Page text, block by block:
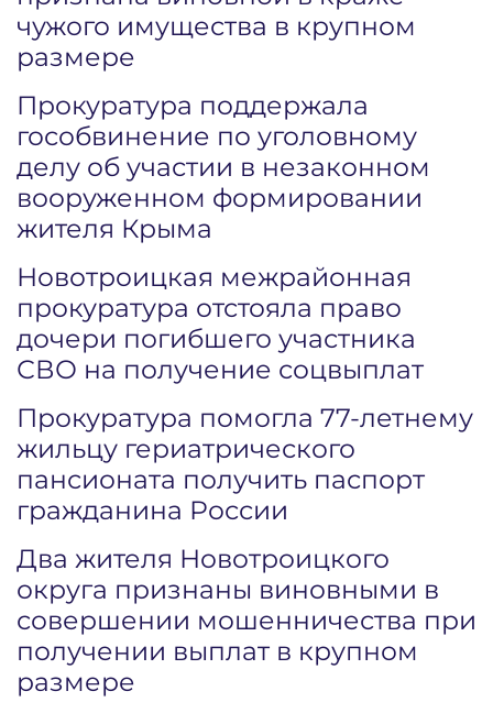
чужого имущества в крупном
размере
Прокуратура поддержала
гособвинение по уголовному
делу об участии в незаконном
вооруженном формировании
жителя Крыма
Новотроицкая межрайонная
прокуратура отстояла право
дочери погибшего участника
СВО на получение соцвыплат
Прокуратура помогла 77-летнему
жильцу гериатрического
пансионата получить паспорт
гражданина России
Два жителя Новотроицкого
округа признаны виновными в
совершении мошенничества при
получении выплат в крупном
размере